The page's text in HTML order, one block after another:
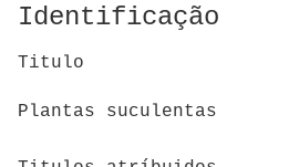
Identificação
Titulo
Plantas suculentas